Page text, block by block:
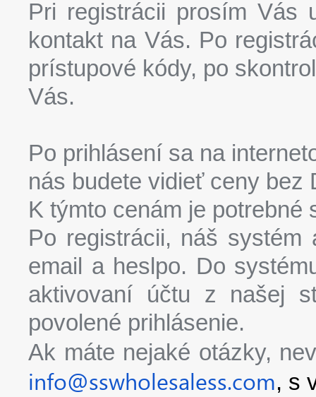
Pri registrácii prosím Vás
kontakt na Vás. Po
prístupové kódy, po
Vás.
Po prihlásení sa na
nás budete vidieť ceny bez
K týmto cenám je
Po registrácii, náš systém
email a heslpo. Do
aktivovaní účtu z našej
povolené prihlásenie.
Ak máte nejaké otázky,
info@sswholesaless.com, s